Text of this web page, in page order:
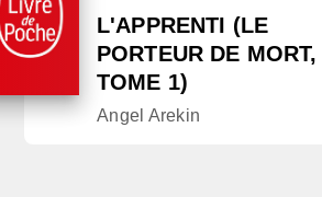
L'APPRENTI (LE
PORTEUR DE MORT,
TOME 1)
Angel Arekin